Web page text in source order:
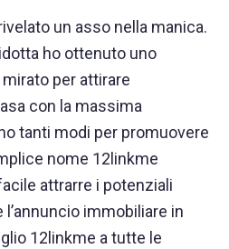
un asso nella manica.
ho ottenuto uno
per attirare
con la massima
tanti modi per promuovere
nome 12linkme
attrarre i potenziali
immobiliare in
12linkme a tutte le